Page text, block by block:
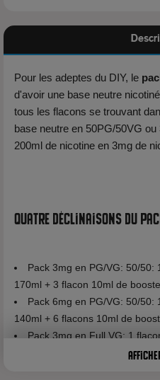
Pour les adeptes du DIY, le
d'avoir une base neutre
tous les flacons se trouvant
base neutre en 50PG/50VG
200ml de nicotine en 3mg de
Quatre déclinaisons du
Pack 3mg en PG/VG: 50/50:
170ml + 3 flacon 10ml de
Pack 6mg en PG/VG: 50/50:
140ml + 6 flacons 10ml de
Pack 3mg en Full VG: 1
+ 3 flacons 10ml de booster